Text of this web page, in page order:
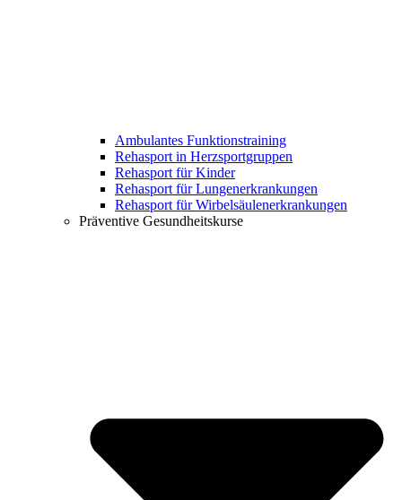
Ambulantes Funktionstraining
Rehasport in Herzsportgruppen
Rehasport für Kinder
Rehasport für Lungenerkrankungen
Rehasport für Wirbelsäulenerkrankungen
Präventive Gesundheitskurse